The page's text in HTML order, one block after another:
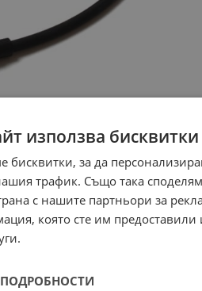
използва бисквитки
бисквитки, за да
трафик. Също така
с нашите партньори за
която сте им